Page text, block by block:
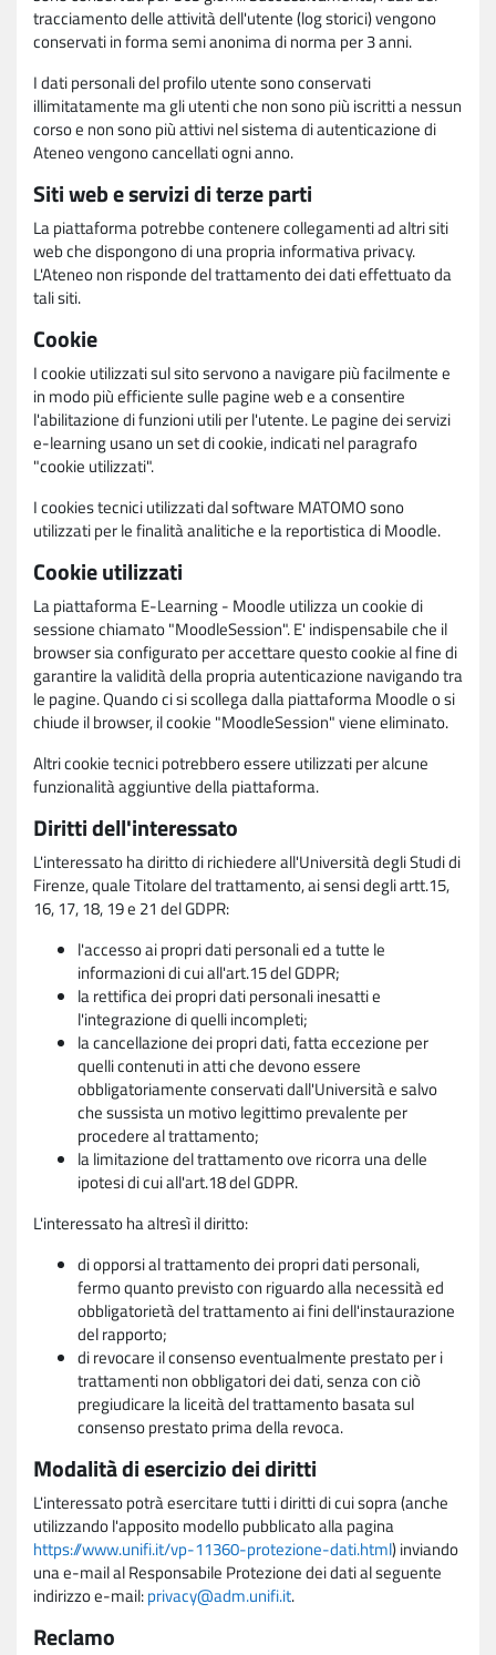
tracciamento delle attività dell'utente (log storici) vengono
conservati in forma semi anonima di norma per 3 anni.
I dati personali del profilo utente sono conservati
illimitatamente ma gli utenti che non sono più iscritti a nessun
corso e non sono più attivi nel sistema di autenticazione di
Ateneo vengono cancellati ogni anno.
Siti web e servizi di terze parti
La piattaforma potrebbe contenere collegamenti ad altri siti
web che dispongono di una propria informativa privacy.
L'Ateneo non risponde del trattamento dei dati effettuato da
tali siti.
Cookie
I cookie utilizzati sul sito servono a navigare più facilmente e
in modo più efficiente sulle pagine web e a consentire
l'abilitazione di funzioni utili per l'utente. Le pagine dei servizi
e-learning usano un set di cookie, indicati nel paragrafo
"cookie utilizzati".
I cookies tecnici utilizzati dal software MATOMO sono
utilizzati per le finalità analitiche e la reportistica di Moodle.
Cookie utilizzati
La piattaforma E-Learning - Moodle utilizza un cookie di
sessione chiamato "MoodleSession". E' indispensabile che il
browser sia configurato per accettare questo cookie al fine di
garantire la validità della propria autenticazione navigando tra
le pagine. Quando ci si scollega dalla piattaforma Moodle o si
chiude il browser, il cookie "MoodleSession" viene eliminato.
Altri cookie tecnici potrebbero essere utilizzati per alcune
funzionalità aggiuntive della piattaforma.
Diritti dell'interessato
L'interessato ha diritto di richiedere all'Università degli Studi di
Firenze, quale Titolare del trattamento, ai sensi degli artt.15,
16, 17, 18, 19 e 21 del GDPR:
l'accesso ai propri dati personali ed a tutte le
informazioni di cui all'art.15 del GDPR;
la rettifica dei propri dati personali inesatti e
l'integrazione di quelli incompleti;
la cancellazione dei propri dati, fatta eccezione per
quelli contenuti in atti che devono essere
obbligatoriamente conservati dall'Università e salvo
che sussista un motivo legittimo prevalente per
procedere al trattamento;
la limitazione del trattamento ove ricorra una delle
ipotesi di cui all'art.18 del GDPR.
L'interessato ha altresì il diritto:
di opporsi al trattamento dei propri dati personali,
fermo quanto previsto con riguardo alla necessità ed
obbligatorietà del trattamento ai fini dell'instaurazione
del rapporto;
di revocare il consenso eventualmente prestato per i
trattamenti non obbligatori dei dati, senza con ciò
pregiudicare la liceità del trattamento basata sul
consenso prestato prima della revoca.
Modalità di esercizio dei diritti
L'interessato potrà esercitare tutti i diritti di cui sopra (anche
utilizzando l'apposito modello pubblicato alla pagina
https://www.unifi.it/vp-11360-protezione-dati.html) inviando
una e-mail al Responsabile Protezione dei dati al seguente
indirizzo e-mail:privacy@adm.unifi.it.
Reclamo